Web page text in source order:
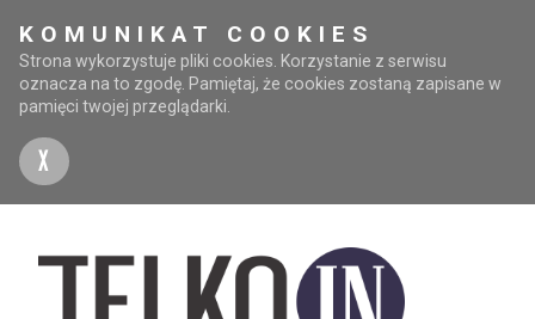
KOMUNIKAT COOKIES
Strona wykorzystuje pliki cookies. Korzystanie z serwisu
oznacza na to zgodę. Pamiętaj, że cookies zostaną zapisane w
pamięci twojej przeglądarki.
X